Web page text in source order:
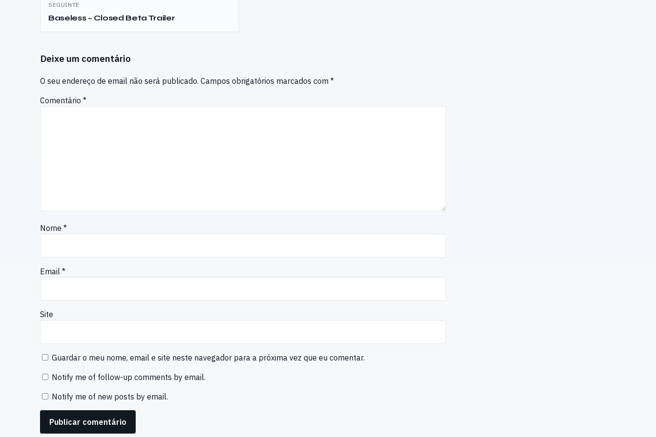
SEGUINTE
Baseless – Closed Beta Trailer
Deixe um comentário
O seu endereço de email não será publicado. Campos obrigatórios marcados com *
Comentário *
Nome *
Email *
Site
Guardar o meu nome, email e site neste navegador para a próxima vez que eu comentar.
Notify me of follow-up comments by email.
Notify me of new posts by email.